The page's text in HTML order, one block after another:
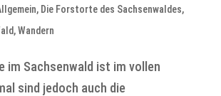
, Die Forstorte des Sachsenwaldes,
,Wandern
im Sachsenwald ist im vollen
sind jedoch auch die